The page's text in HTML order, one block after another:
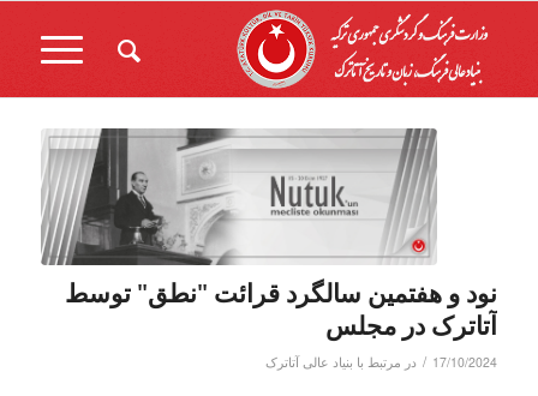
نود و هفتمین سالگرد قرائت "نطق" توسط
آتاترک در مجلس
17/10/2024
/ در مرتبط با بنیاد عالی آتاترک